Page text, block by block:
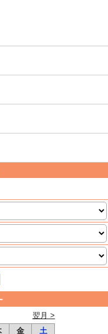
翌月 >
金
土